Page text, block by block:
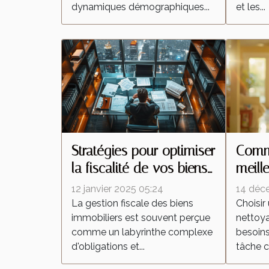
dynamiques démographiques... et les...
Stratégies pour optimiser
la fiscalité de vos biens
immobiliers
12 janvier 2025 05:24
La gestion fiscale des biens
immobiliers est souvent perçue
comme un labyrinthe complexe
d'obligations et...
14
Choisir
tâche